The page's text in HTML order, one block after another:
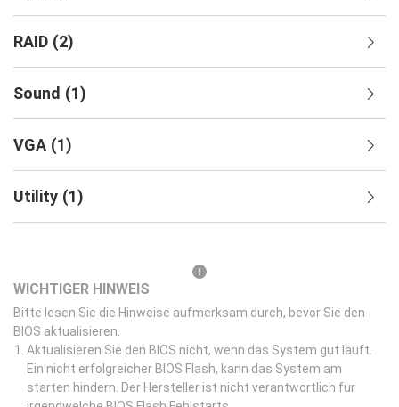
RAID (2)
Sound (1)
VGA (1)
Utility (1)
WICHTIGER HINWEIS
Bitte lesen Sie die Hinweise aufmerksam durch, bevor Sie den
BIOS aktualisieren.
Aktualisieren Sie den BIOS nicht, wenn das System gut lauft.
Ein nicht erfolgreicher BIOS Flash, kann das System am
starten hindern. Der Hersteller ist nicht verantwortlich fur